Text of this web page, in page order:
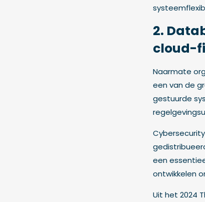
2.
cloud-
Naarmate
een van de
gestuurde
een
ontwikkelen
Uit het 2024